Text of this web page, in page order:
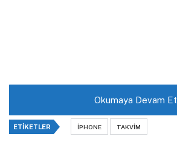
Okumaya Devam Et
ETIKETLER IPHONE TAKVIM